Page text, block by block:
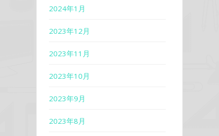
2024年1月
2023年12月
2023年11月
2023年10月
2023年9月
2023年8月